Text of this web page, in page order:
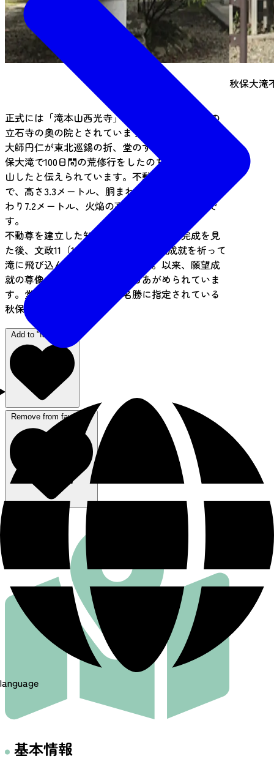
language
秋保大滝
正式には「滝本山西光寺」といい、山形県山寺の
立石寺の奥の院とされています。貞観年間、慈覚
大師円仁が東北巡錫の折、堂のすぐ側に落ちる秋
保大滝で100日間の荒修行をしたのち、立石寺を開
山したと伝えられています。不動尊は青銅製坐像
で、高さ3.3メートル、胴まわり5.1メートル、膝ま
わり7.2メートル、火焔の高さ5メートルの巨像で
す。
不動尊を建立した知足上人は、不動尊の完成を見
た後、文政11（1828）年に諸人の大願成就を祈って
滝に飛び込んだと言われています。以来、願望成
就の尊像として、多くの人からあがめられていま
す。堂のすぐ裏手に、国の名勝に指定されている
秋保大滝があります。
Add to "favorites"
Remove from favorites
基本情報